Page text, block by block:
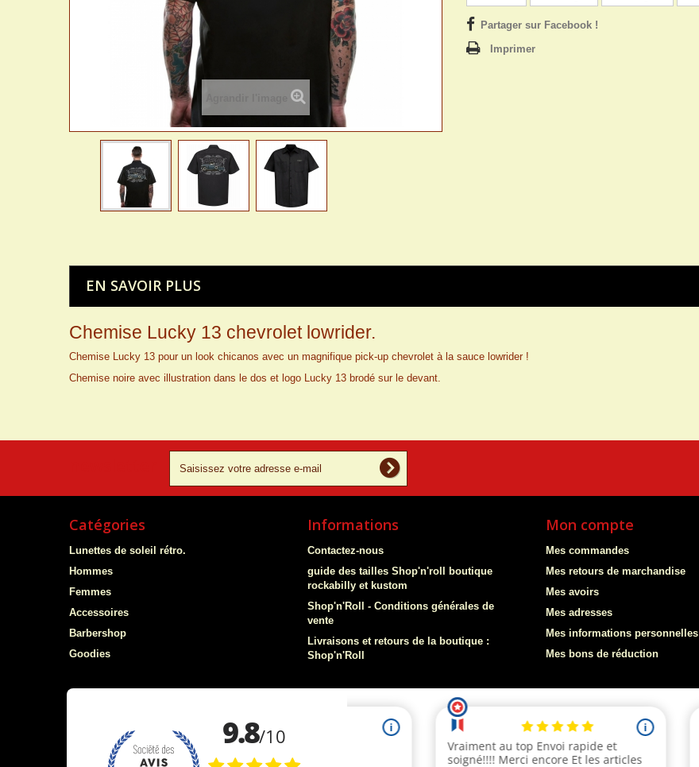
Partager sur Facebook !
Imprimer
EN SAVOIR PLUS
Chemise Lucky 13 chevrolet lowrider.
Chemise Lucky 13 pour un look chicanos avec un magnifique pick-up chevrolet à la sauce lowrider !
Chemise noire avec illustration dans le dos et logo Lucky 13 brodé sur le devant.
Catégories
Lunettes de soleil rétro.
Hommes
Femmes
Accessoires
Barbershop
Goodies
Informations
Contactez-nous
guide des tailles Shop'n'roll boutique
rockabilly et kustom
Shop'n'Roll - Conditions générales de
vente
Livraisons et retours de la boutique :
Shop'n'Roll
Mon compte
Mes commandes
Mes retours de marchandise
Mes avoirs
Mes adresses
Mes informations personnelles
Mes bons de réduction